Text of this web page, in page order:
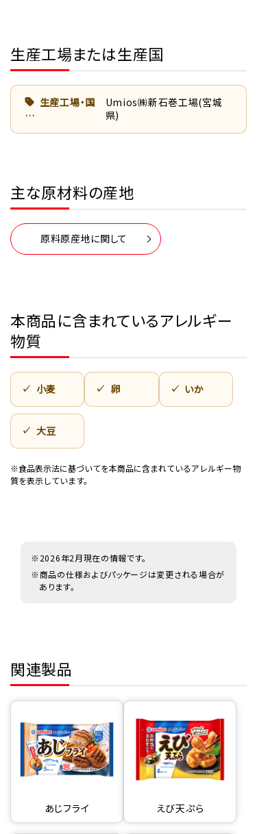
生産工場または生産国
生産工場・国
Umios㈱新石巻工場(宮城
県)
主な原材料の産地
原料原産地に関して
本商品に含まれているアレルギー
物質
小麦 卵 いか
大豆
※食品表示法に基づいてを本商品に含まれているアレルギー物
質を表示しています。
※2026年2月現在の情報です。
※商品の仕様およびパッケージは変更される場合が
あります。
関連製品
あじフライ えび天ぷら